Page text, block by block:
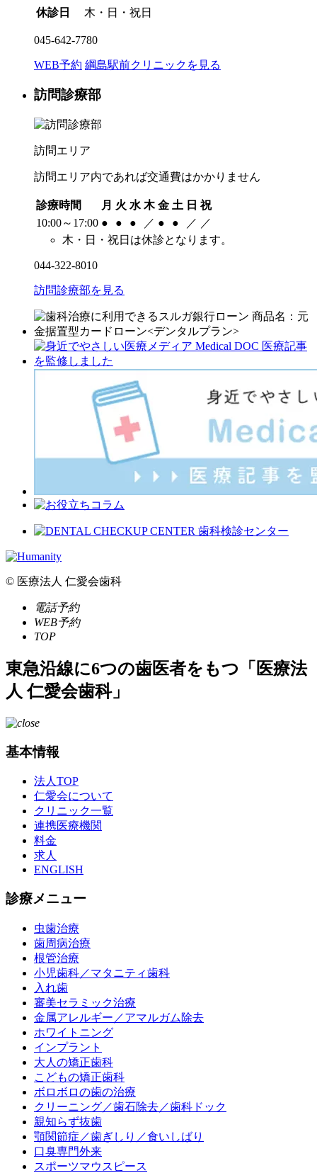
休診日
木・日・祝日
045-642-7780
WEB予約 綱島駅前クリニックを見る
訪問診療部
訪問エリア
訪問エリア内であれば交通費はかかりません
診療時間 月 火 水 木 金 土 日 祝
10:00～17:00 ● ● ● ／ ● ● ／ ／
木・日・祝日は休診となります。
044-322-8010
訪問診療部を見る
© 医療法人 仁愛会歯科
電話予約
WEB予約
TOP
東急沿線に6つの歯医者をもつ「医療法
人 仁愛会歯科」
基本情報
法人TOP
仁愛会について
クリニック一覧
連携医療機関
料金
求人
ENGLISH
診療メニュー
虫歯治療
歯周病治療
根管治療
小児歯科／マタニティ歯科
入れ歯
審美セラミック治療
金属アレルギー／アマルガム除去
ホワイトニング
インプラント
大人の矯正歯科
こどもの矯正歯科
ボロボロの歯の治療
クリーニング／歯石除去／歯科ドック
親知らず抜歯
顎関節症／歯ぎしり／食いしばり
口臭専門外来
スポーツマウスピース